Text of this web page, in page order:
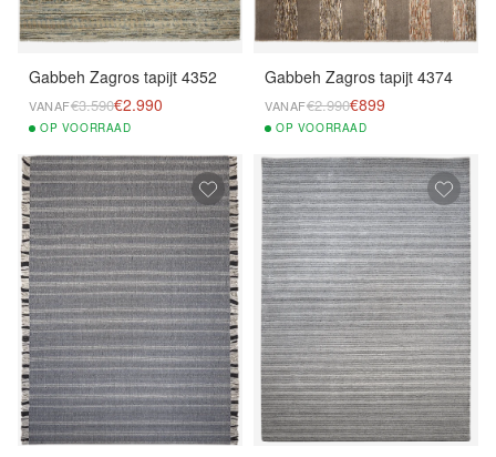
Gabbeh Zagros tapijt 4352
VANAF€3.590€2.990
OP VOORRAAD
Gabbeh Zagros tapijt 4374
VANAF€2.990€899
OP VOORRAAD